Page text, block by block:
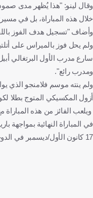
وقال لينو: "هذا يُظهر مدى
خلال هذه المباراة، بل في
وأضاف "تسجيل هدف الفوز
سارع مدرب الأول البرتغالي أبيل
ومدرب رائع".
ولم ينته موسم فلامنجو الذي
أزول المكسيكي المتوج بطلا
ويلعب الفائز من هذه
في المباراة النهائية
17 كانون الأول/ديسمبر في الدوحة.